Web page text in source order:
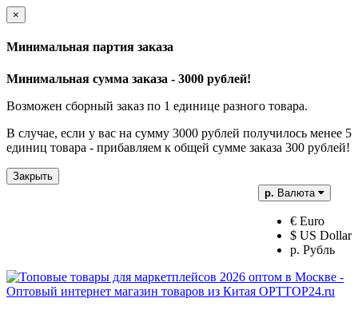
×
Минимальная партия заказа
Минимальная сумма заказа - 3000 рублей!
Возможен сборный заказ по 1 единице разного товара.
В случае, если у вас на сумму 3000 рублей получилось менее 5
единиц товара - прибавляем к общей сумме заказа 300 рублей!
Закрыть
р. Валюта
€ Euro
$ US Dollar
р. Рубль